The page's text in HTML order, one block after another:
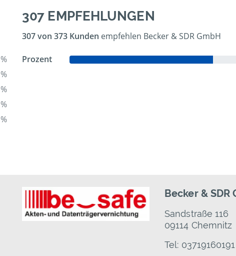
307 EMPFEHLUNGEN
307 von 373 Kunden empfehlen Becker & SDR GmbH
Prozent
Becker & SDR
Sandstraße 116
09114 Chemnitz
Tel: 03719160191